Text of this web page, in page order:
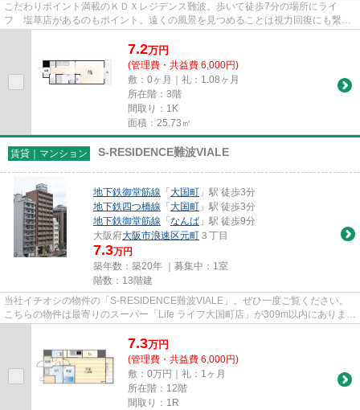
こだわりポイント満載のＫＤＸレジデンス難波。歩いて徒歩7分の場所にライ
フ 塩草店があるのもポイント。遠くの風景を見つめることは視力回復にも繋が
7.2万円
(管理費・共益費 6,000円)
敷：0ヶ月｜礼：1.08ヶ月
所在階：3階
間取り：1K
面積：25.73㎡
賃貸｜マンション S-RESIDENCE難波VIALE
地下鉄御堂筋線 「 大国町 」駅 徒歩3分
地下鉄四つ橋線 「 大国町 」駅 徒歩3分
地下鉄御堂筋線 「 なんば 」駅 徒歩9分
大阪府大阪市浪速区元町 ３丁目
7.3万円
築年数：築20年 ｜募集中： 1室
階数：13階建
当社イチオシの物件の「S-RESIDENCE難波VIALE」。ぜひ一度ご覧ください。
こちらの物件は最寄りのスーパー「Life ライフ大国町店」が309m以内にありま
7.3万円
(管理費・共益費 6,000円)
敷：0万円｜礼：1ヶ月
所在階：12階
間取り：1R